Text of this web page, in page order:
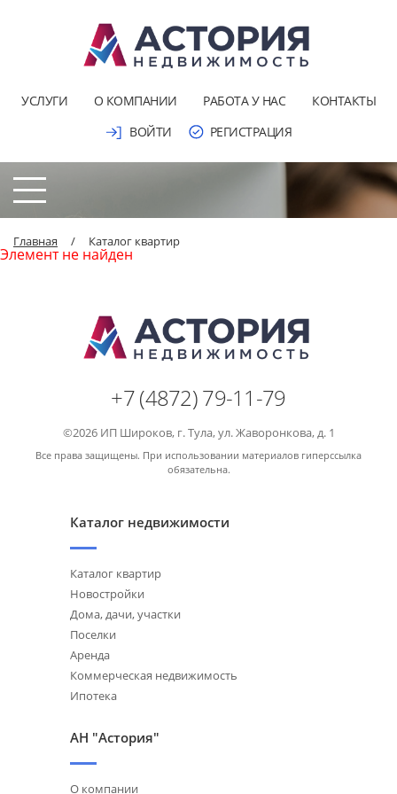
УСЛУГИ О КОМПАНИИ РАБОТА У НАС
КОНТАКТЫ
ВОЙТИ
РЕГИСТРАЦИЯ
Главная / Каталог квартир
Элемент не найден
+7 (4872) 79-11-79
©2026 ИП Широков, г. Тула, ул. Жаворонкова, д. 1
Все права защищены. При использовании материалов гиперссылка
обязательна.
Каталог недвижимости
Каталог квартир
Новостройки
Дома, дачи, участки
Поселки
Аренда
Коммерческая недвижимость
Ипотека
АН "Астория"
О компании